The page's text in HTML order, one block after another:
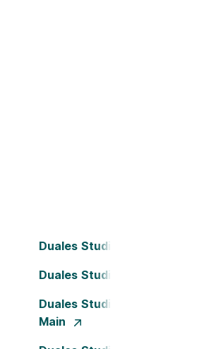
Duales Studium Bielefeld
Duales Studium Dortmund
Duales Studium Frankfurt am
Main